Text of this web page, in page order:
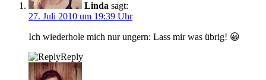
Linda sagt:
27. Juli 2010 um 19:39 Uhr
Ich wiederhole mich nur ungern: Lass mir was übrig! 😀
Reply